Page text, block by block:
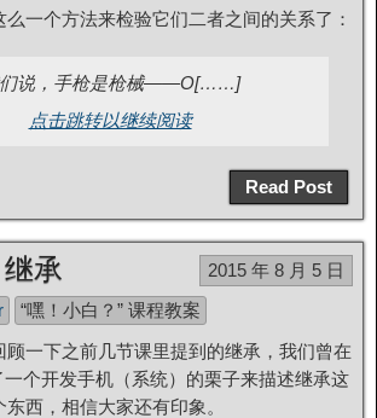
一个方法来检验它们二者之间的关系了：
说，手枪是枪械——O[……]
点击跳转以继续阅读
Read Post
承
2015 年 8 月 5 日
“嘿！小白？” 课程教案
顾一下之前几节课里提到的继承，我们曾在
一个开发手机（系统）的栗子来描述继承这
东西，相信大家还有印象。